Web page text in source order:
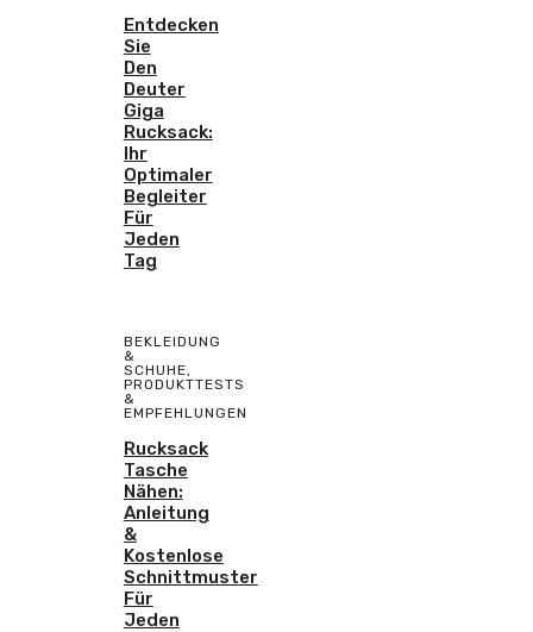
Entdecken
Sie
Den
Deuter
Giga
Rucksack:
Ihr
Optimaler
Begleiter
Für
Jeden
Tag
BEKLEIDUNG
&
SCHUHE,
PRODUKTTESTS
&
EMPFEHLUNGEN
Rucksack
Tasche
Nähen:
Anleitung
&
Kostenlose
Schnittmuster
Für
Jeden